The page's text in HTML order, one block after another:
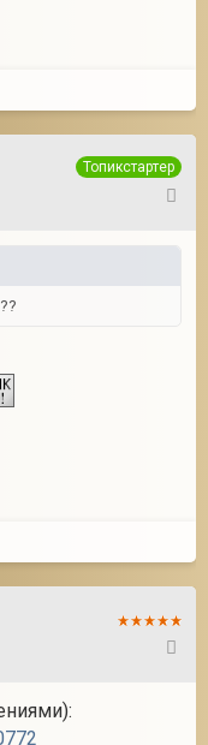
Топикстартер